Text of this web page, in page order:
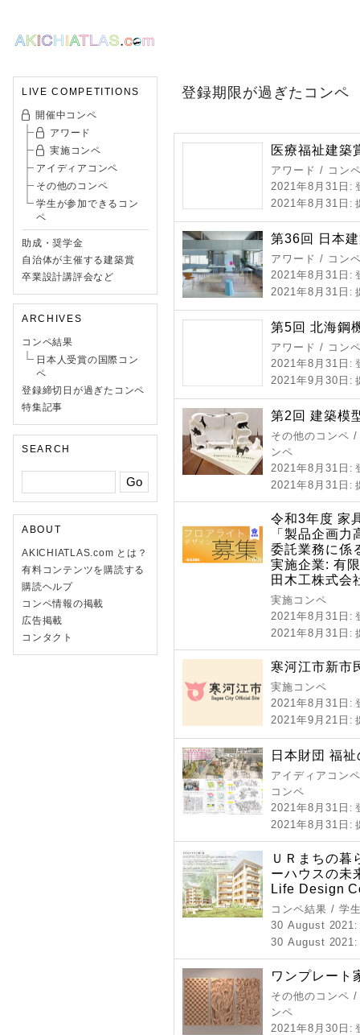
LIVE COMPETITIONS
開催中コンペ
アワード
実施コンペ
アイディアコンペ
その他のコンペ
学生が参加できるコン
ペ
助成・奨学金
自治体が主催する建築賞
卒業設計講評会など
ARCHIVES
コンペ結果
日本人受賞の国際コン
ペ
登録締切日が過ぎたコンペ
特集記事
SEARCH
ABOUT
AKICHIATLAS.com とは？
有料コンテンツを購読する
購読ヘルプ
コンペ情報の掲載
広告掲載
コンタクト
登録期限が過ぎたコンペ
医療福祉建築
アワード / コン
2021年8月31日 :
2021年8月31日 :
第36回 日本
アワード / コン
2021年8月31日 :
2021年8月31日 :
第5回 北海鋼
アワード / コン
2021年8月31日 :
2021年9月30日 :
第2回 建築模
その他のコンペ
ンペ
2021年8月31日 :
2021年8月31日 :
令和3年度 家
「製品企画
委託業務に係
実施企業: 有
田木工株式会
実施コンペ
2021年8月31日 :
2021年8月31日 :
寒河江市新市
実施コンペ
2021年8月31日 :
2021年9月21日 :
日本財団 福
アイディアコン
コンペ
2021年8月31日 :
2021年8月31日 :
ＵＲまちの暮
ーハウスの未
Life Design
コンペ結果 / 学
30 August 2021:
30 August 2021:
ワンプレート
その他のコンペ
ンペ
2021年8月30日 :